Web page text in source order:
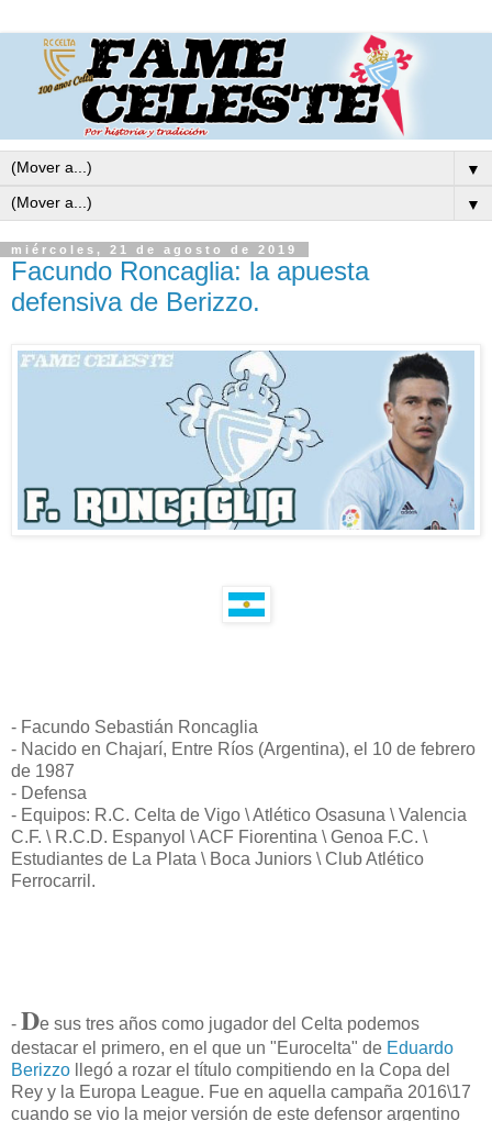
▼
▼
miércoles, 21 de agosto de 2019
Facundo Roncaglia: la apuesta
defensiva de Berizzo.
- Facundo Sebastián Roncaglia
- Nacido en Chajarí, Entre Ríos (Argentina), el 10 de febrero
de 1987
- Defensa
- Equipos: R.C. Celta de Vigo \ Atlético Osasuna \ Valencia
C.F. \ R.C.D. Espanyol \ ACF Fiorentina \ Genoa F.C. \
Estudiantes de La Plata \ Boca Juniors \ Club Atlético
Ferrocarril.
- De sus tres años como jugador del Celta podemos
destacar el primero, en el que un "Eurocelta" de Eduardo
Berizzo llegó a rozar el título compitiendo en la Copa del
Rey y la Europa League. Fue en aquella campaña 2016\17
cuando se vio la mejor versión de este defensor argentino